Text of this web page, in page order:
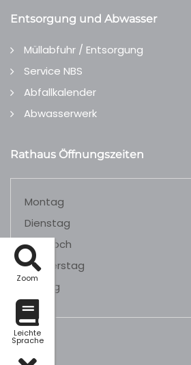
Zoom
Leichte
Sprache
Entsorgung und Abwasser
Müllabfuhr / Entsorgung
Service NBS
Abfallkalender
Abwasserwerk
Rathaus Öffnungszeiten
Montag
Dienstag
Mittwoch
Donnerstag
Freitag